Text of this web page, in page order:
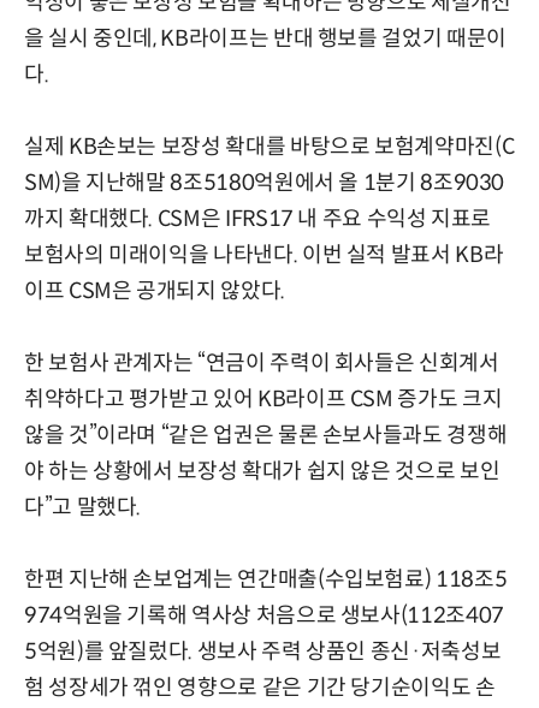
을 실시 중인데, KB라이프는 반대 행보를 걸었기 때문이
다.
실제 KB손보는 보장성 확대를 바탕으로 보험계약마진(C
SM)을 지난해말 8조5180억원에서 올 1분기 8조9030
까지 확대했다. CSM은 IFRS17 내 주요 수익성 지표로
보험사의 미래이익을 나타낸다. 이번 실적 발표서 KB라
이프 CSM은 공개되지 않았다.
한 보험사 관계자는 “연금이 주력이 회사들은 신회계서
취약하다고 평가받고 있어 KB라이프 CSM 증가도 크지
않을 것”이라며 “같은 업권은 물론 손보사들과도 경쟁해
야 하는 상황에서 보장성 확대가 쉽지 않은 것으로 보인
다”고 말했다.
한편 지난해 손보업계는 연간매출(수입보험료) 118조5
974억원을 기록해 역사상 처음으로 생보사(112조407
5억원)를 앞질렀다. 생보사 주력 상품인 종신·저축성보
험 성장세가 꺾인 영향으로 같은 기간 당기순이익도 손